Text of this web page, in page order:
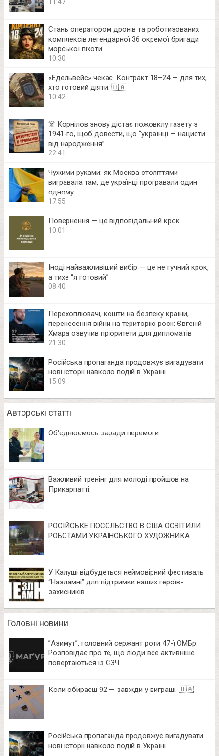
11:47
Стань оператором дронів та роботизованих
комплексів легендарної 36 окремої бригади
морської піхоти
10:30
«Едельвейс» чекає. Контракт 18–24 — для тих,
хто готовий діяти. 🇺🇦
10:42
☠️ Корнілов знову дістає пожовклу газету з
1941‑го, щоб довести, що “українці — нацисти
від народження”.
22:41
Чужими руками: як Москва століттями
вигравала там, де українці програвали один
одному
17:55
Повернення — це відповідальний крок
10:01
Іноді найважливіший вибір — це не гучний крок,
а тихе “я готовий”.
08:40
Перехоплювачі, кошти на безпеку країни,
перенесення війни на територію росії: Євгеній
Хмара озвучив пріоритети для дипломатів
21:30
Російська пропаганда продовжує вигадувати
нові історії навколо подій в Україні
15:09
Авторські статті
Об‘єднюємось заради перемоги
Важливий тренінг для молоді пройшов на
Прикарпатті.
РОСІЙСЬКЕ ПОСОЛЬСТВО В США ОСВІТИЛИ
РОБОТАМИ УКРАЇНСЬКОГО ХУДОЖНИКА
У Калуші відбудеться неймовірний фестиваль
“Назламні” для підтримки наших героїв-
захисників
Головні новини
⁨”Азимут”, головний сержант роти 47-ї ОМБр.
Розповідає про те, що люди все активніше
повертаються із СЗЧ.
Коли обираєш 92 — завжди у виграші. 🇺🇦
Російська пропаганда продовжує вигадувати
нові історії навколо подій в Україні